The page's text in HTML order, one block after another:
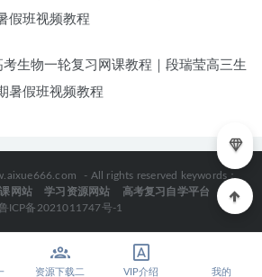
假班视频教程
考生物一轮复习网课教程｜段瑞莹高三生
暑假班视频教程
- All rights reserved keywords：
网站 学习资源网站
高考复习自学平台
ICP备2021011747号-1
资源下载二 VIP介绍 我的